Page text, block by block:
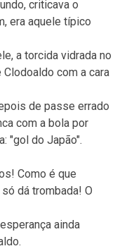
criticava o
era aquele típico
a torcida vidrada no
com a cara
de passe errado
com a bola por
"gol do Japão".
Como é que
dá trombada! O
ainda